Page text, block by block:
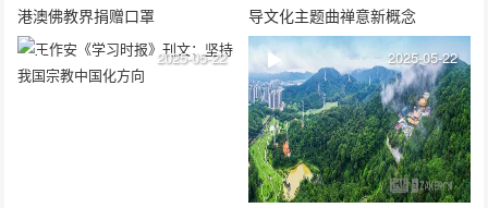
港澳佛教界捐赠口罩
导文化主题曲禅意新概念
2025-05-22 2025-05-22